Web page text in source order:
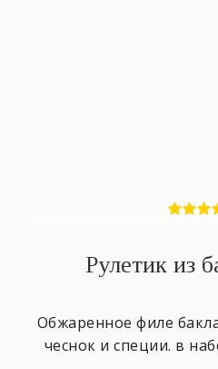
Рулетик из
Обжаренное филе
чеснок и специи. в